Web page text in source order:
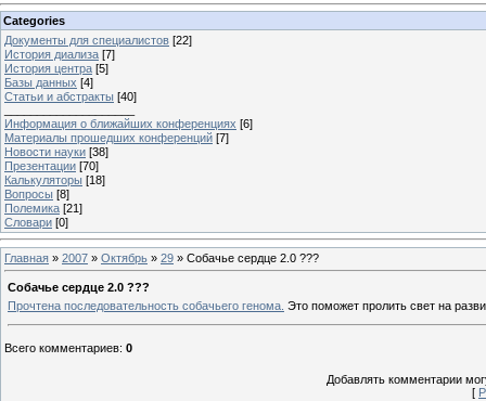
Categories
Документы для специалистов [22]
История диализа [7]
История центра [5]
Базы данных [4]
Статьи и абстракты [40]
Информация о ближайших конференциях [6]
Материалы прошедших конференций [7]
Новости науки [38]
Презентации [70]
Калькуляторы [18]
Вопросы [8]
Полемика [21]
Словари [0]
Главная » 2007 » Октябрь » 29 » Собачье сердце 2.0 ???
Собачье сердце 2.0 ???
Прочтена последовательность собачьего генома. Это поможет пролить свет на
Всего комментариев: 0
Добавлять комментарии
[